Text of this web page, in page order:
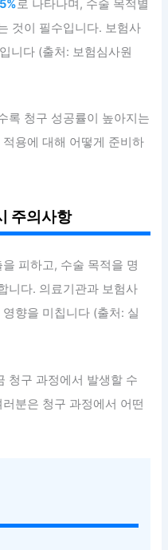
로 나타나며, 수술 목적별
것이 필수입니다. 보험사
입니다 (출처: 보험심사원
록 청구 성공률이 높아지는
용에 대해 어떻게 준비하
주의사항
피하고, 수술 목적을 명
니다. 의료기관과 보험사
향을 미칩니다 (출처: 실
청구 과정에서 발생할 수
분은 청구 과정에서 어떤